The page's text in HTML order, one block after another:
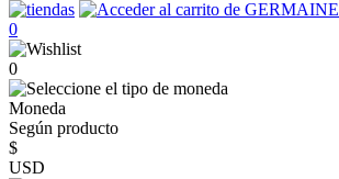
0
0
Moneda
Según producto
$
USD